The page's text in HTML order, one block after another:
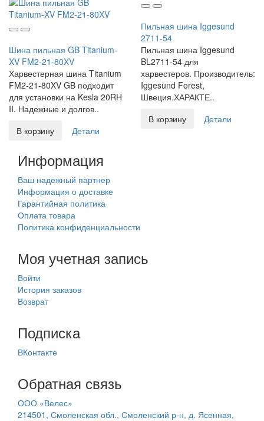
Шина пильная GB Titanium-
XV FM2-21-80XV
Харвестерная шина Titanium
FM2-21-80XV GB подходит
для установки на Kesla 20RH
II. Надежные и долгов..
В корзину
Детали
Пильная шина Iggesund
2711-54
Пильная шина Iggesund
BL2711-54 для
харвестеров. Производитель:
Iggesund Forest,
Швеция.ХАРАКТЕ..
В корзину
Детали
Информация
Ваш надежный партнер
Информация о доставке
Гарантийная политика
Оплата товара
Политика конфиденциальности
Моя учетная запись
Войти
История заказов
Возврат
Подписка
ВКонтакте
Обратная связь
ООО «Велес»
214501, Смоленская обл., Смоленский р-н, д. Ясенная,